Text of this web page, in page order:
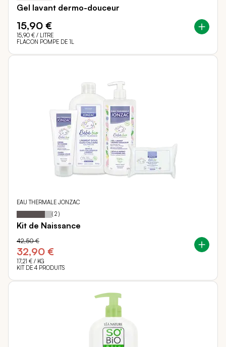
Gel lavant dermo-douceur
15,90 €
15,90 € / LITRE
FLACON POMPE DE 1L
EAU THERMALE JONZAC
Notation: 80
% of
( 2 )
Kit de Naissance
32,90 €
42,50 €
17,21 € / KG
KIT DE 4 PRODUITS